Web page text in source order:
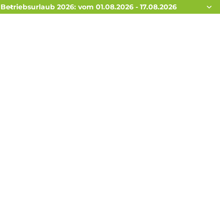
Betriebsurlaub 2026: vom 01.08.2026 - 17.08.2026